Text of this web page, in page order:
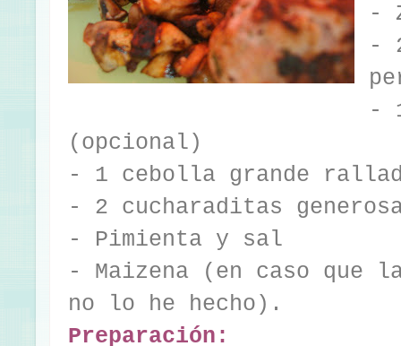
-
-
-
(opcional)
- 1 cebolla grande
- 2 cucharaditas
- Pimienta y sal
- Maizena (en caso que
no lo he hecho).
Preparación: